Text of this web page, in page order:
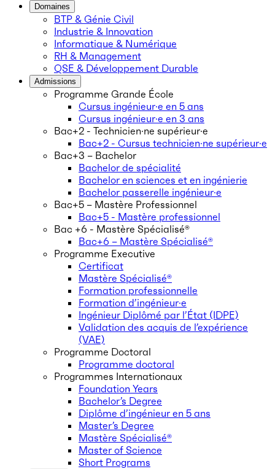
Domaines
BTP & Génie Civil
Industrie & Innovation
Informatique & Numérique
RH & Management
QSE & Développement Durable
Admissions
Programme Grande École
Cursus ingénieur·e en 5 ans
Cursus ingénieur·e en 3 ans
Bac+2 - Technicien·ne supérieur·e
Bac+2 - Cursus technicien·ne supérieur·e
Bac+3 – Bachelor
Bachelor de spécialité
Bachelor en sciences et en ingénierie
Bachelor passerelle ingénieur·e
Bac+5 – Mastère Professionnel
Bac+5 - Mastère professionnel
Bac +6 - Mastère Spécialisé®
Bac+6 – Mastère Spécialisé®
Programme Executive
Certificat
Mastère Spécialisé®
Formation professionnelle
Formation d’ingénieur·e
Ingénieur Diplômé par l’État (IDPE)
Validation des acquis de l’expérience
(VAE)
Programme Doctoral
Programme doctoral
Programmes Internationaux
Foundation Years
Bachelor’s Degree
Diplôme d’ingénieur en 5 ans
Master’s Degree
Mastère Spécialisé®
Master of Science
Short Programs